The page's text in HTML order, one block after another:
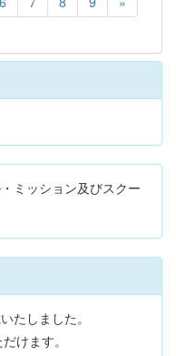
ミッション及びスクー
たしました。
けます。